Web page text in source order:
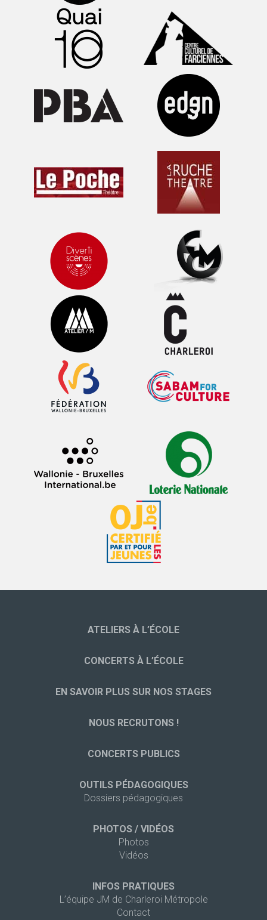
ATELIERS À L’ÉCOLE
CONCERTS À L’ÉCOLE
EN SAVOIR PLUS SUR NOS STAGES
NOUS RECRUTONS !
CONCERTS PUBLICS
OUTILS PÉDAGOGIQUES
Dossiers pédagogiques
PHOTOS / VIDÉOS
Photos
Vidéos
INFOS PRATIQUES
L’équipe JM de Charleroi Métropole
Contact